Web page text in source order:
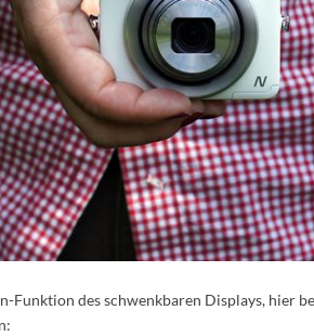
Funktion des schwenkbaren Displays, hier